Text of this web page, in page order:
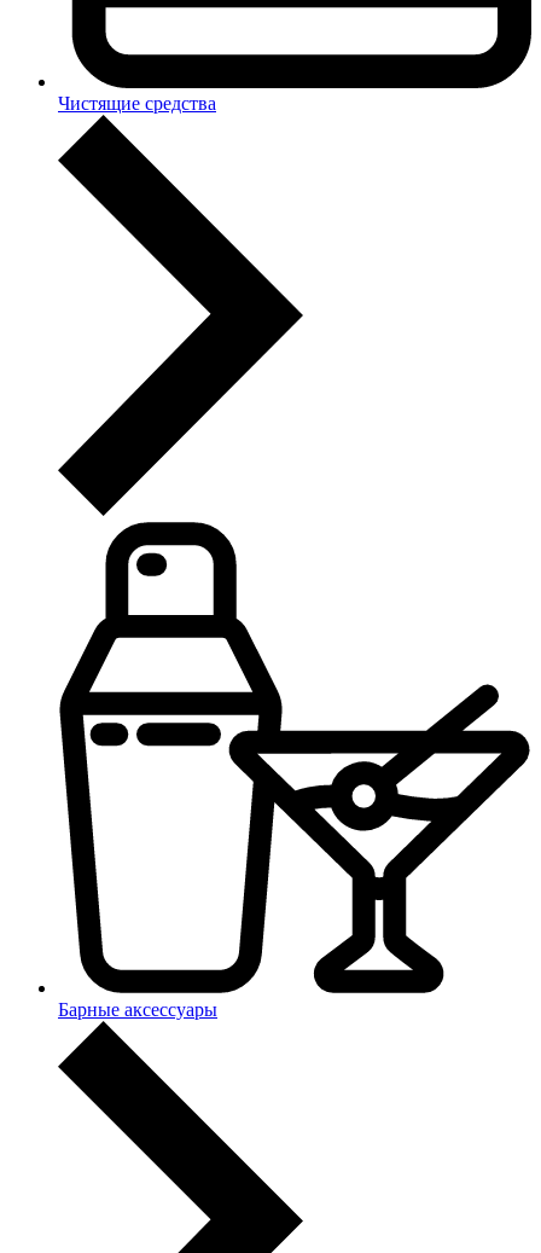
Чистящие средства
Барные аксессуары